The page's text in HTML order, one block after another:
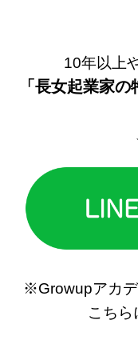
10年以上
「長女起業家
※Growupアカ
こちら